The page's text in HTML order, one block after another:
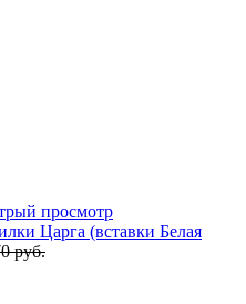
просмотр
Царга (вставки Белая
руб.